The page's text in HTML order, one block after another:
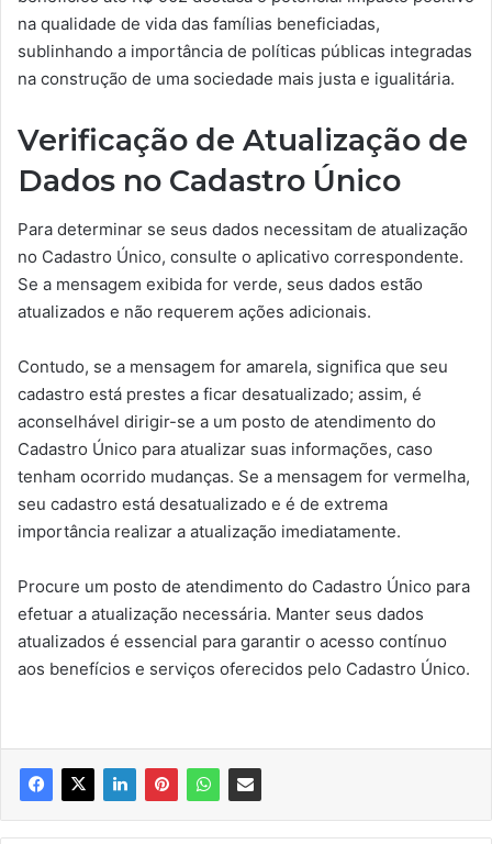
na qualidade de vida das famílias beneficiadas,
sublinhando a importância de políticas públicas integradas
na construção de uma sociedade mais justa e igualitária.
Verificação de Atualização de
Dados no Cadastro Único
Para determinar se seus dados necessitam de atualização
no Cadastro Único, consulte o aplicativo correspondente.
Se a mensagem exibida for verde, seus dados estão
atualizados e não requerem ações adicionais.
Contudo, se a mensagem for amarela, significa que seu
cadastro está prestes a ficar desatualizado; assim, é
aconselhável dirigir-se a um posto de atendimento do
Cadastro Único para atualizar suas informações, caso
tenham ocorrido mudanças. Se a mensagem for vermelha,
seu cadastro está desatualizado e é de extrema
importância realizar a atualização imediatamente.
Procure um posto de atendimento do Cadastro Único para
efetuar a atualização necessária. Manter seus dados
atualizados é essencial para garantir o acesso contínuo
aos benefícios e serviços oferecidos pelo Cadastro Único.